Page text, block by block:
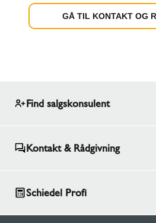
GÅ TIL KONTAKT OG
Find salgskonsulent
Kontakt & Rådgivning
Schiedel Profi